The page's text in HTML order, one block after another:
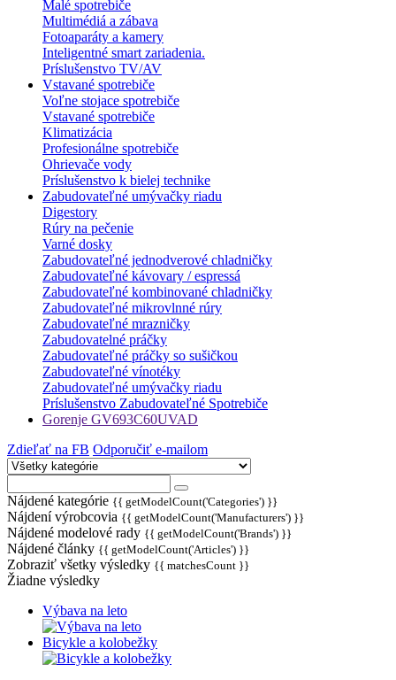
Malé spotrebiče
Multimédiá a zábava
Fotoaparáty a kamery
Inteligentné smart zariadenia.
Príslušenstvo TV/AV
Vstavané spotrebiče
Voľne stojace spotrebiče
Vstavané spotrebiče
Klimatizácia
Profesionálne spotrebiče
Ohrievače vody
Príslušenstvo k bielej technike
Zabudovateľné umývačky riadu
Digestory
Rúry na pečenie
Varné dosky
Zabudovateľné jednodverové chladničky
Zabudovateľné kávovary / espressá
Zabudovateľné kombinované chladničky
Zabudovateľné mikrovlnné rúry
Zabudovateľné mrazničky
Zabudovatelné práčky
Zabudovateľné práčky so sušičkou
Zabudovateľné vínotéky
Zabudovateľné umývačky riadu
Príslušenstvo Zabudovateľné Spotrebiče
Gorenje GV693C60UVAD
Zdieľať na FB Odporučiť e-mailom
Nájdené kategórie {{ getModelCount('Categories') }}
Nájdení výrobcovia {{ getModelCount('Manufacturers') }}
Nájdené modelové rady {{ getModelCount('Brands') }}
Nájdené články {{ getModelCount('Articles') }}
Zobraziť všetky výsledky {{ matchesCount }}
Žiadne výsledky
Výbava na leto
Bicykle a kolobežky